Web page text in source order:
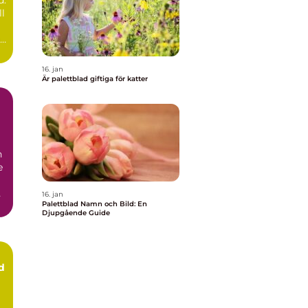
16. jan
Är palettblad giftiga för katter
16. jan
Palettblad Namn och Bild: En
Djupgående Guide